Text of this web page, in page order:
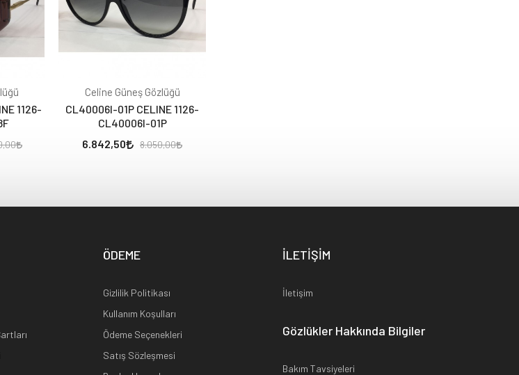
1126-
Celine Güneş Gözlüğü
CL40006I-01P CELINE 1126-
CL40006I-01P
6.842,50
8.050,00
ÖDEME
Gizlilik Politikası
Kullanım Koşulları
Ödeme Seçenekleri
Satış Sözleşmesi
İLETİŞİM
İletişim
Gözlükler Hakkında Bilgiler
Bakım Tavsiyeleri